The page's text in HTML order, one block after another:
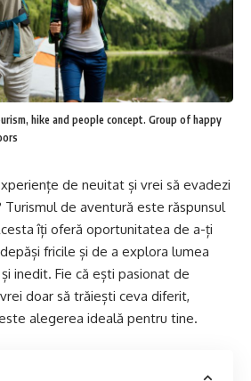
hike and people concept. Group of happy
de neuitat și vrei să evadezi
Turismul de aventură este răspunsul
îți oferă oportunitatea de a-ți
fricile și de a explora lumea
inedit. Fie că ești pasionat de
doar să trăiești ceva diferit,
alegerea ideală pentru tine.